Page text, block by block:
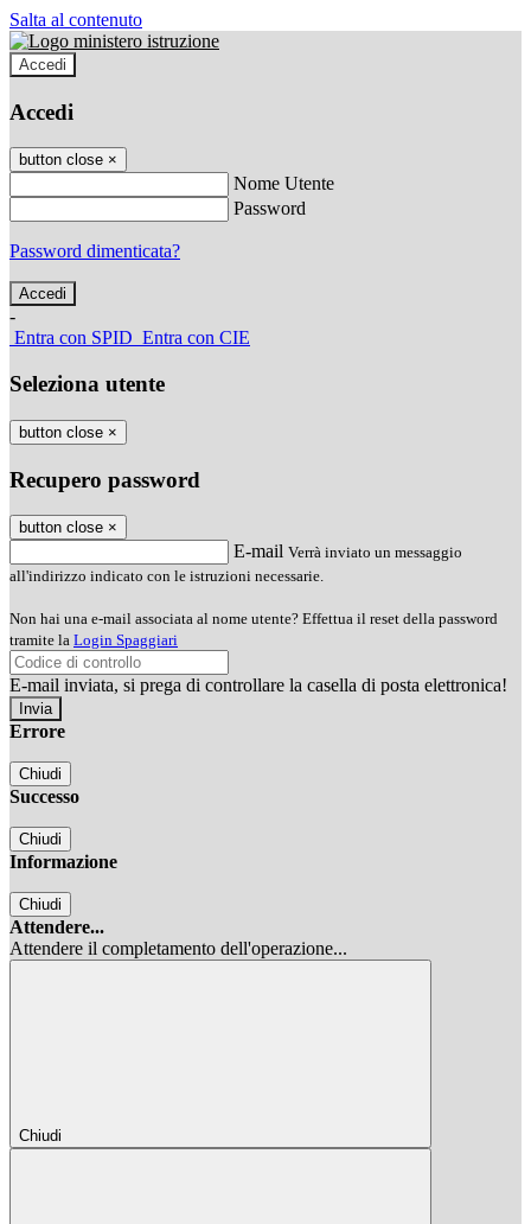
Salta al contenuto
Accedi
Accedi
button close ×
Nome Utente
Password
Password dimenticata?
-
Entra con SPID Entra con CIE
Seleziona utente
button close ×
Recupero password
button close ×
E-mail Verrà inviato un messaggio
all'indirizzo indicato con le istruzioni necessarie.
Non hai una e-mail associata al nome utente? Effettua il reset della password
tramite la Login Spaggiari
E-mail inviata, si prega di controllare la casella di posta elettronica!
Errore
Chiudi
Successo
Chiudi
Informazione
Chiudi
Attendere...
Attendere il completamento dell'operazione...
Chiudi